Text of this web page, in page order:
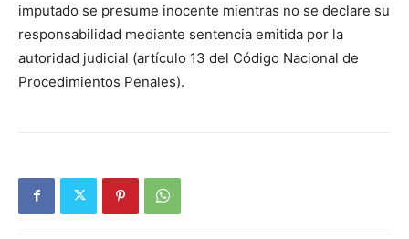
imputado se presume inocente mientras no se declare su
responsabilidad mediante sentencia emitida por la
autoridad judicial (artículo 13 del Código Nacional de
Procedimientos Penales).